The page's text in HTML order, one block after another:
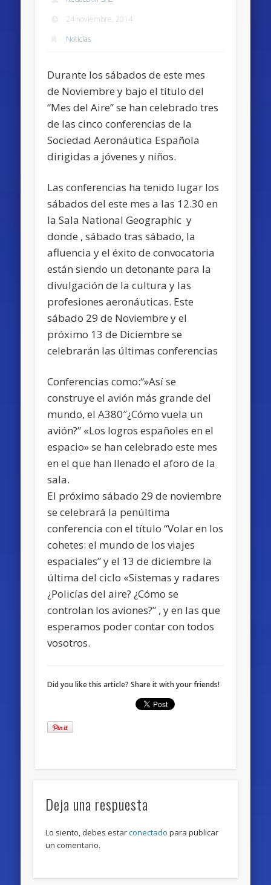
24 noviembre, 2014
Noticias
Durante los sábados de este mes
de Noviembre y bajo el título del
“Mes del Aire” se han celebrado tres
de las cinco conferencias de la
Sociedad Aeronáutica Española
dirigidas a jóvenes y niños.
Las conferencias ha tenido lugar los
sábados del este mes a las 12.30 en
la Sala National Geographic y
donde , sábado tras sábado, la
afluencia y el éxito de convocatoria
están siendo un detonante para la
divulgación de la cultura y las
profesiones aeronáuticas. Este
sábado 29 de Noviembre y el
próximo 13 de Diciembre se
celebrarán las últimas conferencias
Conferencias como:“»Así se
construye el avión más grande del
mundo, el A380″¿Cómo vuela un
avión?” «Los logros españoles en el
espacio» se han celebrado este mes
en el que han llenado el aforo de la
sala.
El próximo sábado 29 de noviembre
se celebrará la penúltima
conferencia con el título “Volar en los
cohetes: el mundo de los viajes
espaciales” y el 13 de diciembre la
última del ciclo «Sistemas y radares
¿Policías del aire? ¿Cómo se
controlan los aviones?” , y en las que
esperamos poder contar con todos
vosotros.
Did you like this article? Share it with your friends!
Deja una respuesta
Lo siento, debes estarconectado para publicar
un comentario.